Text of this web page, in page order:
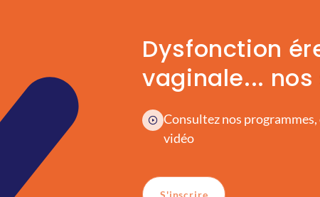
Dysfonction
vaginale...
Consultez nos programmes,
vidéo
S'inscrire